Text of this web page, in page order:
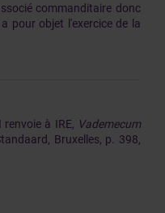
commanditaire donc
pour objet l'exercice de la
renvoie à IRE, Vademecum
Bruxelles, p. 398,